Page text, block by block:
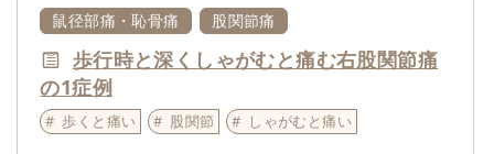
鼠径部痛・恥骨痛 股関節痛
歩行時と深くしゃがむと痛む右股関節痛
の1症例
歩くと痛い 股関節 しゃがむと痛い